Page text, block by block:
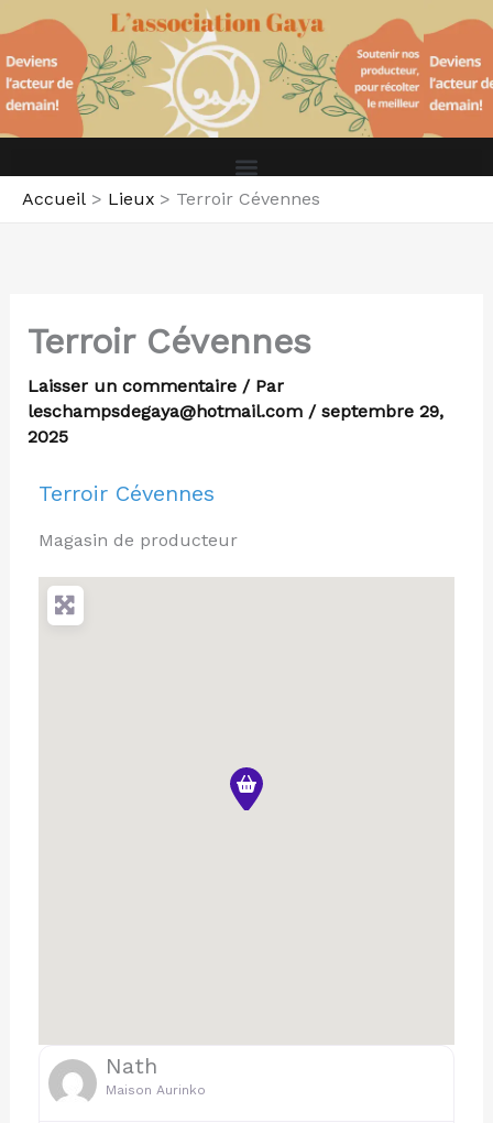
au
contenu
Accueil Lieux Terroir Cévennes
Terroir Cévennes
Laisser un commentaire / Par
leschampsdegaya@hotmail.com / septembre 29,
2025
Terroir Cévennes
Magasin de producteur
Nath
Maison Aurinko